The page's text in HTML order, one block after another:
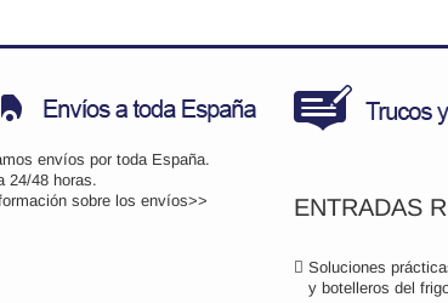
envíos por toda España.
24/48 horas.
sobre los envíos>> ENTRADAS
Soluciones
y botelleros del